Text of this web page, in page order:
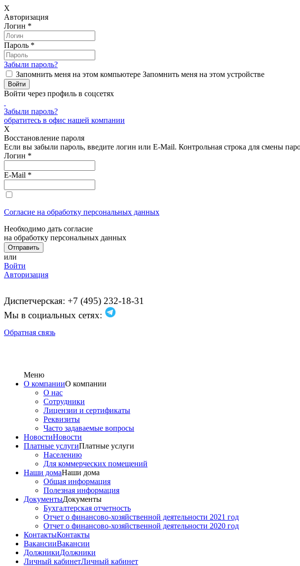
X
Авторизация
Логин *
Пароль *
Забыли пароль?
Запомнить меня на этом компьютере Запомнить меня на этом устройстве
Войти через профиль в соцсетях
Забыли пароль?
обратитесь в офис нашей компании
X
Восстановление пароля
Если вы забыли пароль, введите логин или E-Mail. Контрольная строка для смены
Логин *
E-Mail *
Согласие на обработку персональных данных
Необходимо дать согласие
на обработку персональных данных
или
Войти
Авторизация
Диспетчерская: +7 (495) 232-18-31
Мы в социальных сетях:
Обратная связь
Меню
О компанииО компании
О нас
Сотрудники
Лицензии и сертификаты
Реквизиты
Часто задаваемые вопросы
НовостиНовости
Платные услугиПлатные услуги
Населению
Для коммерческих помещений
Наши домаНаши дома
Общая информация
Полезная информация
ДокументыДокументы
Бухгалтерская отчетность
Отчет о финансово-хозяйственной деятельности 2021 год
Отчет о финансово-хозяйственной деятельности 2020 год
КонтактыКонтакты
ВакансииВакансии
ДолжникиДолжники
Личный кабинетЛичный кабинет